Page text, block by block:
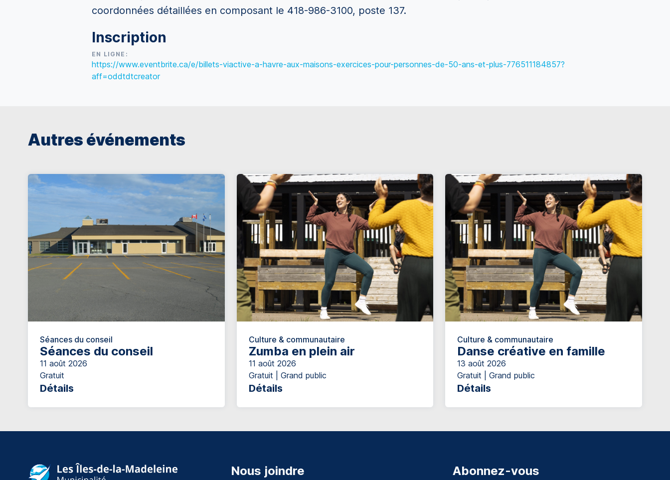
coordonnées détaillées en composant le 418-986-3100, poste 137.
Inscription
EN LIGNE:
https://www.eventbrite.ca/e/billets-viactive-a-havre-aux-maisons-exercices-pour-personnes-de-50-ans-et-plus-776511184857?
aff=oddtdtcreator
Autres événements
Séances du conseil
Séances du conseil
11 août 2026
Gratuit
Détails
Culture & communautaire
Zumba en plein air
11 août 2026
Gratuit | Grand public
Détails
Culture & communautaire
Danse créative en famille
13 août 2026
Gratuit | Grand public
Détails
Nous joindre Abonnez-vous